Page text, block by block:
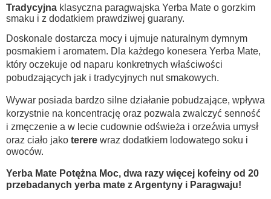
Tradycyjna klasyczna paragwajska Yerba Mate o gorzkim
smaku i z dodatkiem prawdziwej guarany.
Doskonale dostarcza mocy i ujmuje naturalnym dymnym
posmakiem i aromatem. Dla każdego konesera Yerba Mate,
który oczekuje od naparu konkretnych właściwości
pobudzających jak i tradycyjnych nut smakowych.
Wywar posiada bardzo silne działanie pobudzające, wpływa
korzystnie na koncentrację oraz pozwala zwalczyć senność
i zmęczenie a w lecie cudownie odświeża i orzeźwia umysł
oraz ciało jako terere wraz dodatkiem lodowatego soku i
owoców.
Yerba Mate Potężna Moc, dwa razy więcej kofeiny od 20
przebadanych yerba mate z Argentyny i Paragwaju!